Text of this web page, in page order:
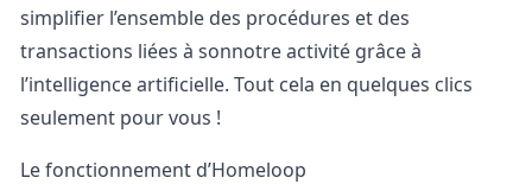
simplifier l’ensemble des procédures et des
transactions liées à sonnotre activité grâce à
l’intelligence artificielle. Tout cela en quelques clics
seulement pour vous !
Le fonctionnement d’Homeloop